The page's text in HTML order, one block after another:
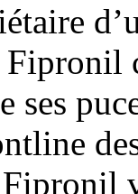
ses